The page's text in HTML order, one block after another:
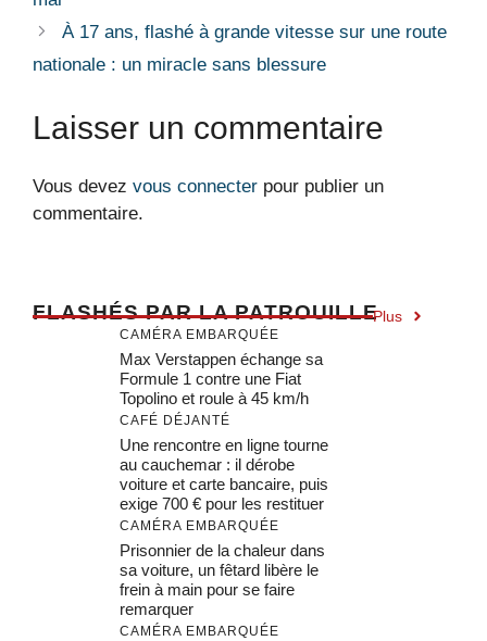
À 17 ans, flashé à grande vitesse sur une route
nationale : un miracle sans blessure
Laisser un commentaire
Vous devez vous connecter pour publier un
commentaire.
FLASHÉS PAR LA PATROUILLEPlus
CAMÉRA EMBARQUÉE
Max Verstappen échange sa
Formule 1 contre une Fiat
Topolino et roule à 45 km/h
CAFÉ DÉJANTÉ
Une rencontre en ligne tourne
au cauchemar : il dérobe
voiture et carte bancaire, puis
exige 700 € pour les restituer
CAMÉRA EMBARQUÉE
Prisonnier de la chaleur dans
sa voiture, un fêtard libère le
frein à main pour se faire
remarquer
CAMÉRA EMBARQUÉE